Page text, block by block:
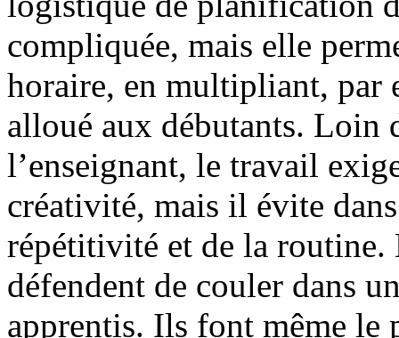
compliquée, mais elle
horaire, en multipliant, par
alloué aux débutants. Loin
l’enseignant, le travail
créativité, mais il évite
répétitivité et de la routine.
défendent de couler dans
apprentis. Ils font même le